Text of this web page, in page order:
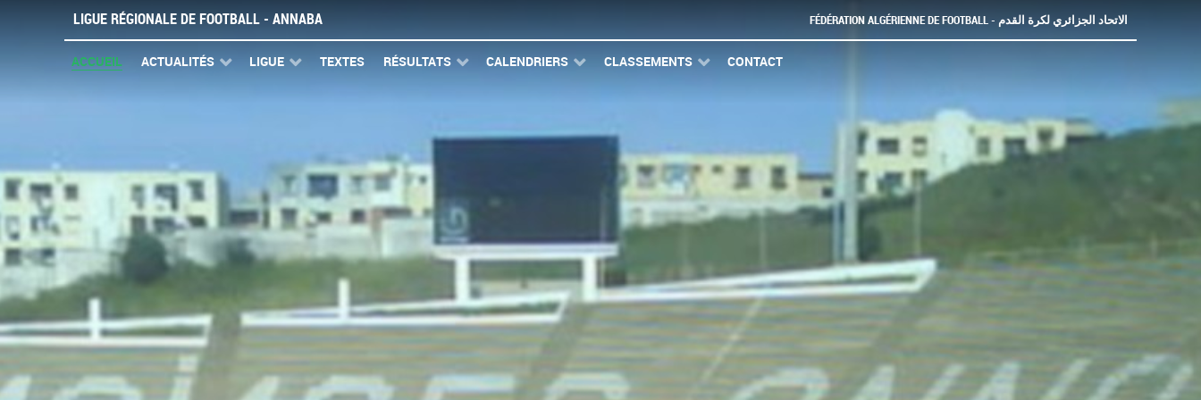
LIGUE RÉGIONALE DE FOOTBALL - ANNABA FÉDÉRATION ALGÉRIENNE DE FOOTBALL - الاتحاد الجزائري لكرة القدم
ACCUEIL ACTUALITÉS LIGUE TEXTES RÉSULTATS CALENDRIERS CLASSEMENTS CONTACT